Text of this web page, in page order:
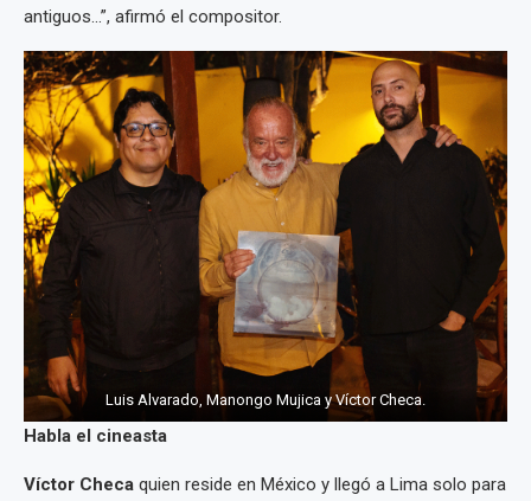
antiguos…”, afirmó el compositor.
Luis Alvarado, Manongo Mujica y Víctor Checa.
Habla el cineasta
Víctor Checa quien reside en México y llegó a Lima solo para